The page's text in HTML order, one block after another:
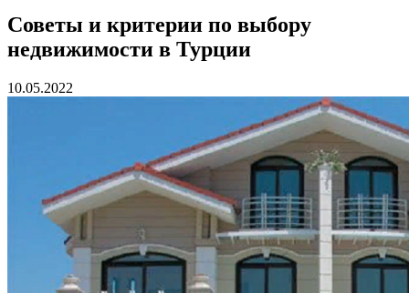
Советы и критерии по выбору
недвижимости в Турции
10.05.2022